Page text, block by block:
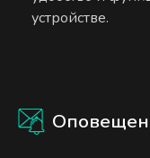
устройстве.